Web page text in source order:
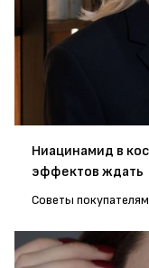
Ниацинамид в
эффектов ждать
Советы покупателям